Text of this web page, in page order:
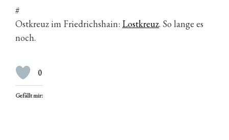
#
Ostkreuz im Friedrichshain: Lostkreuz. So lange es
noch.
0
Gefällt mir: